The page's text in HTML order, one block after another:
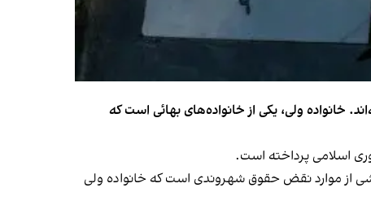
خانواده ولی، یکی از خانواده‌های بهائی است که
اسلامی پرداخته است.
از موارد نقض حقوق شهروندی است که خانواده ولی